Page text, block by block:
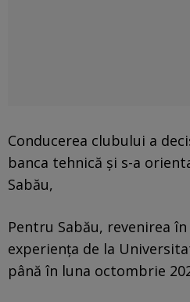
Conducerea clubului a
banca tehnică și s-a
Sabău,
Pentru Sabău, revenirea
experiența de la
până în luna octombrie